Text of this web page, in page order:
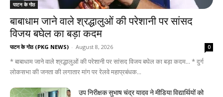
पाटन के गोठ
बाबाधाम जाने वाले श्रद्धालुओं की परेशानी पर सांसद
विजय बघेल का बड़ा कदम
पाटन के गोठ (PKG NEWS) - August 8, 2026 0
* बाबाधाम जाने वाले श्रद्धालुओं की परेशानी पर सांसद विजय बघेल का बड़ा कदम... * दुर्ग
लोकसभा की जनता की लगातार मांग पर रेलवे महाप्रबंधक...
उप निरीक्षक सुभाष चंद्र यादव ने मीडिया विद्यार्थियों को